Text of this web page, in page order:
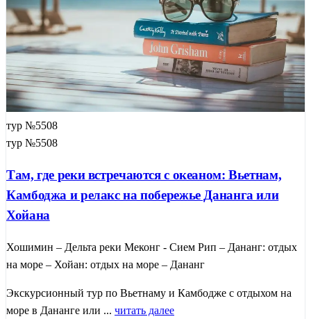
тур №5508
тур №5508
Там, где реки встречаются с океаном: Вьетнам,
Камбоджа и релакс на побережье Дананга или
Хойана
Хошимин – Дельта реки Меконг - Сием Рип – Дананг: отдых
на море – Хойан: отдых на море – Дананг
Экскурсионный тур по Вьетнаму и Камбодже с отдыхом на
море в Дананге или ... читать далее